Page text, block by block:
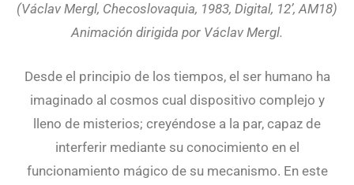
(Václav Mergl, Checoslovaquia, 1983, Digital, 12’, AM18)
Animación dirigida por Václav Mergl.
Desde el principio de los tiempos, el ser humano ha
imaginado al cosmos cual dispositivo complejo y
lleno de misterios; creyéndose a la par, capaz de
interferir mediante su conocimiento en el
funcionamiento mágico de su mecanismo. En este